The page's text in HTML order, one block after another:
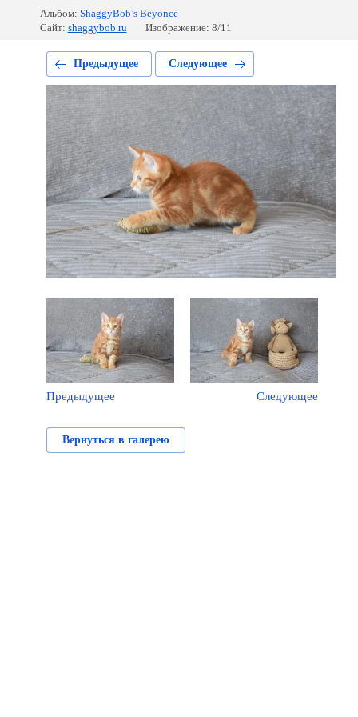
Альбом: ShaggyBob’s Beyonce
Сайт: shaggybob.ru Изображение: 8/11
Предыдущее Следующее
Предыдущее Следующее
Вернуться в галерею